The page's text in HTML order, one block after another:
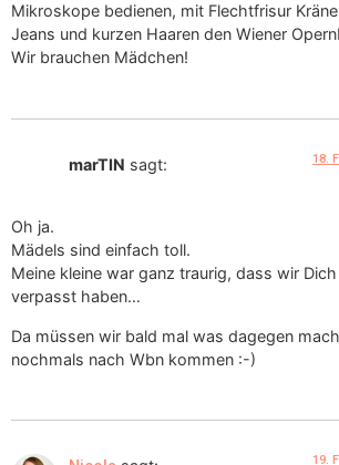
Mikroskope bedienen, mit Flechtfrisur
Jeans und kurzen Haaren den Wiener
Wir brauchen Mädchen!
marTIN sagt: 18.
Oh ja.
Mädels sind einfach toll.
Meine kleine war ganz traurig, dass wir
verpasst haben…
Da müssen wir bald mal was dagegen
nochmals nach Wbn kommen :-)
19.